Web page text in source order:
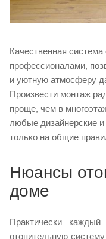
Качественная
профессионалами,
и уютную атмосферу
Произвести монтаж
проще, чем в
любые дизайнерские и
только на общие
Нюансы
доме
Практически
отопительную